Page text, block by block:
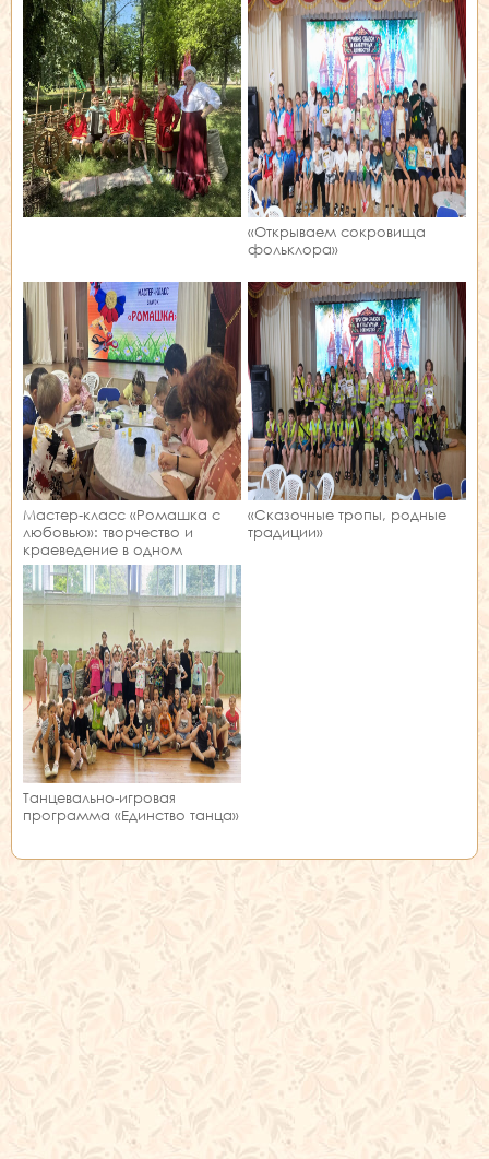
«Открываем сокровища
фольклора»
Мастер‑класс «Ромашка с
любовью»: творчество и
краеведение в одном
занятии!
«Сказочные тропы, родные
традиции»
Танцевально-игровая
программа «Единство танца»